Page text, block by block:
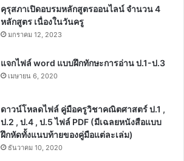
คุรุสภาเปิดอบรมหลักสูตรออนไลน์ จำนวน 4
หลักสูตร เนื่องในวันครู
มกราคม 12, 2023
แจกไฟล์ word แบบฝึกทักษะการอ่าน ป.1-ป.3
เมษายน 6, 2020
ดาวน์โหลดไฟล์ คู่มือครูวิชาคณิตศาสตร์ ป.1 ,
ป.2 , ป.4 , ป.5 ไฟล์ PDF (มีเฉลยหนังสือแบบ
ฝึกหัดทั้งแนบท้ายของคู่มือแต่ละเล่ม)
ธันวาคม 10, 2020